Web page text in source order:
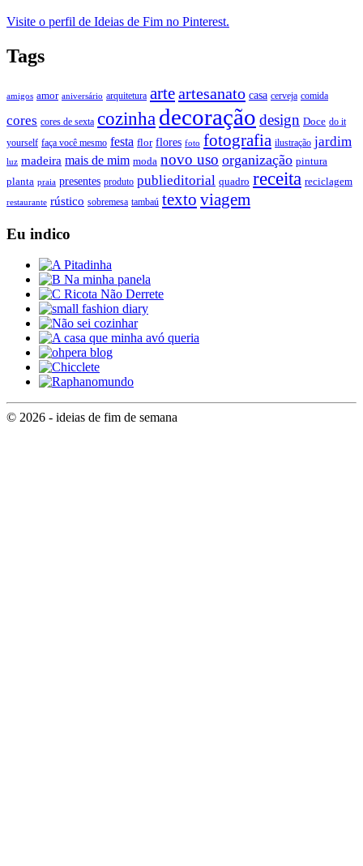
Visite o perfil de Ideias de Fim no Pinterest.
Tags
amigos amor aniversário arquitetura arteartesanato casa cerveja comida
cores cores de sexta cozinha decoração design Doce do it
yourself faça você mesmo festa flor flores foto fotografia ilustração jardim
luz madeira mais de mim moda novo uso organização pintura
planta praia presentes produto publieditorial quadro receita reciclagem
restaurante rústico sobremesa tambaú texto viagem
Eu indico
© 2026 - ideias de fim de semana